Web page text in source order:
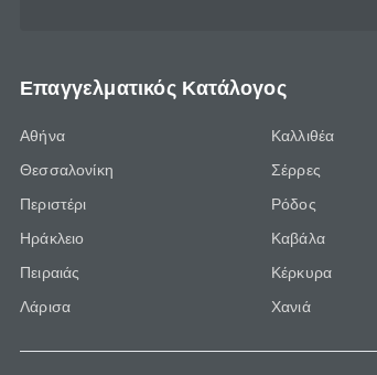
Επαγγελματικός Κατάλογος
Αθήνα
Θεσσαλονίκη
Περιστέρι
Ηράκλειο
Πειραιάς
Λάρισα
Καλλιθέα
Σέρρες
Ρόδος
Καβάλα
Κέρκυρα
Χανιά